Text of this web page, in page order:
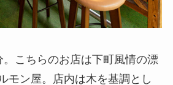
こちらのお店は下町風情の漂
モン屋。店内は木を基調とし